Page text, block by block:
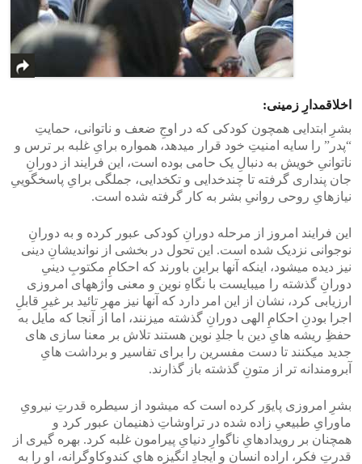
اخلاقمدارِ زمینی:
بشرِ ابتدایی همچون کودکی که در اوجِ ضعف و ناتوانی، حمایتِ
“پدر” را سایه امنیتِ خود قرار میدهد، همواره برایِ غلبه بر ترس و
ناتوانیِ خویش به دنبالِ یک حامی بوده است، این فرایند از دورانِ
جان پنداری گرفته تا چندخدایی و تکخدایی، جملگی برایِ پاسخگوییِ
نیازهایِ روحی روانیِ بشر به کار گرفته شده است.
این فرایند امروز از مرحله دورانِ کودکی عبور کرده و به دورانِ
نوجوانی نزدیک شده است. این تحول در بخشی از نواندیشانِ دینی
نیز دیده میشود، اینکه آنها براین باورند که احکامِ مکتوبِ دینیِ
دورانِ گذشته را میبایست با نگاهِ نوین و معنی واژههای امروزی
ارزیابی کرد، نشان از این امر دارد که آنها نیز مهرِ تائید بر غیرِ قابلِ
اجرا بودنِ احکامِ الهی دورانِ گذشته میزنند، اما از آنجا که مایل به
حفظِ ریشه هایِ دین با جلدِ نوین هستند تلاش بر معنا سازی های
جدید میکنند تا دست مفسرین را برای تفاسیر و برداشت هایِ
آبرومندانه تر از متونِ گذشته باز گذارند.
بشرِ امروزی پایوَر کرده است که میشود از سیطره قدرتِ نیرویِ
ماورایِ طبیعیِ زاده شده در تراوشاتِ ذهنیمان عبور کرد و
همچنان بر رویدادهایِ ناگوارِ دنیایِ پیرامون غلبه کرد. بهره گیری از
قدرتِ فکر، اراده انسان و ایجادِ انگیزه هایِ کندوکاوگرانه، او را به